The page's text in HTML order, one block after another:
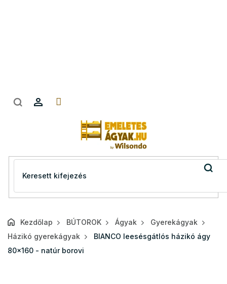
Kezdőlap BÚTOROK Ágyak
Gyerekágyak
Házikó gyerekágyak
BIANCO leesésgátlós házikó ágy
80x160 - natúr borovi